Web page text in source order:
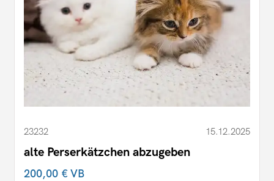
23232 15.12.2025
alte Perserkätzchen abzugeben
200,00 €VB